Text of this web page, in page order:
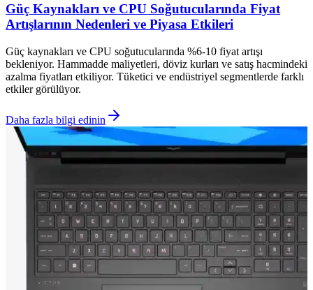
Güç Kaynakları ve CPU Soğutucularında Fiyat
Artışlarının Nedenleri ve Piyasa Etkileri
Güç kaynakları ve CPU soğutucularında %6-10 fiyat artışı
bekleniyor. Hammadde maliyetleri, döviz kurları ve satış hacmindeki
azalma fiyatları etkiliyor. Tüketici ve endüstriyel segmentlerde farklı
etkiler görülüyor.
Daha fazla bilgi edinin